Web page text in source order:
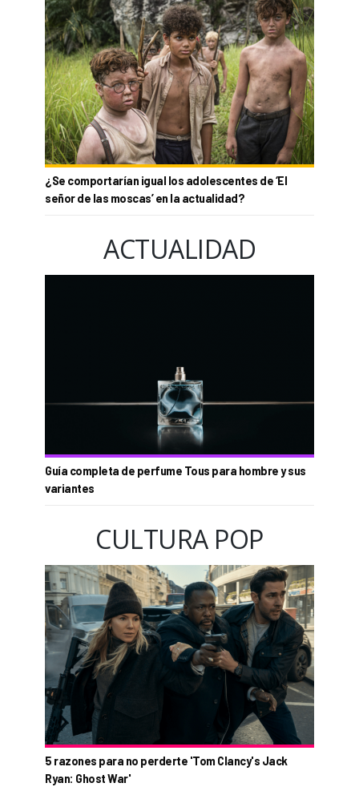
¿Se comportarían igual los adolescentes de ‘El
señor de las moscas’ en la actualidad?
ACTUALIDAD
Guía completa de perfume Tous para hombre y sus
variantes
CULTURA POP
5 razones para no perderte 'Tom Clancy's Jack
Ryan: Ghost War'